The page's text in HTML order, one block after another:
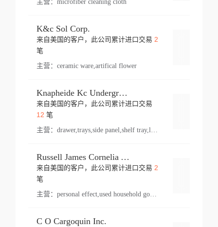
主营： microfiber cleaning cloth
K&c Sol Corp.
来自美国的客户，此公司累计进口交易 2
笔
主营： ceramic ware,artifical flower
Knapheide Kc Underground
来自美国的客户，此公司累计进口交易
12 笔
主营：
Russell James Cornelia Arlington Va
来自美国的客户，此公司累计进口交易 2
笔
主营： personal effect,used household goods
C O Cargoquin Inc.